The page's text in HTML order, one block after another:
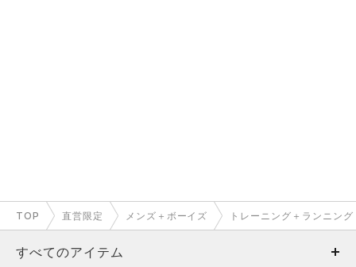
TOP 直営限定 メンズ＋ボーイズ トレーニング＋ランニング
すべてのアイテム